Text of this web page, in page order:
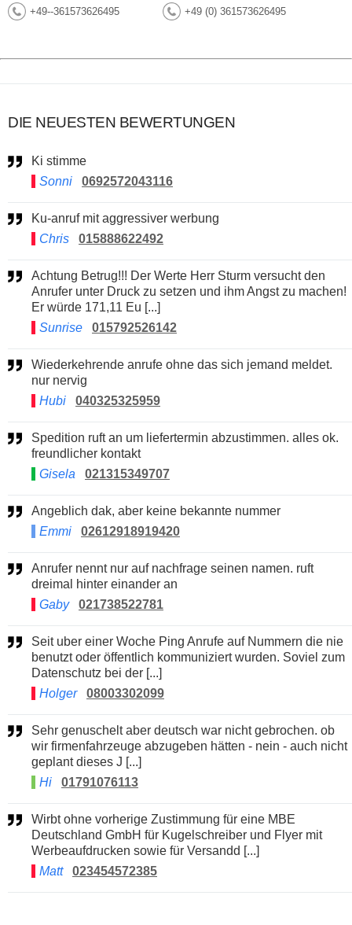
+49--361573626495 +49 (0) 361573626495
DIE NEUESTEN BEWERTUNGEN
Ki stimme
Sonni
0692572043116
Ku-anruf mit aggressiver werbung
Chris
015888622492
Achtung Betrug!!! Der Werte Herr Sturm versucht den
Anrufer unter Druck zu setzen und ihm Angst zu machen!
Er würde 171,11 Eu [...]
Sunrise
015792526142
Wiederkehrende anrufe ohne das sich jemand meldet.
nur nervig
Hubi
040325325959
Spedition ruft an um liefertermin abzustimmen. alles ok.
freundlicher kontakt
Gisela
021315349707
Angeblich dak, aber keine bekannte nummer
Emmi
02612918919420
Anrufer nennt nur auf nachfrage seinen namen. ruft
dreimal hinter einander an
Gaby
021738522781
Seit uber einer Woche Ping Anrufe auf Nummern die nie
benutzt oder öffentlich kommuniziert wurden. Soviel zum
Datenschutz bei der [...]
Holger
08003302099
Sehr genuschelt aber deutsch war nicht gebrochen. ob
wir firmenfahrzeuge abzugeben hätten - nein - auch nicht
geplant dieses J [...]
Hi
01791076113
Wirbt ohne vorherige Zustimmung für eine MBE
Deutschland GmbH für Kugelschreiber und Flyer mit
Werbeaufdrucken sowie für Versandd [...]
Matt
023454572385